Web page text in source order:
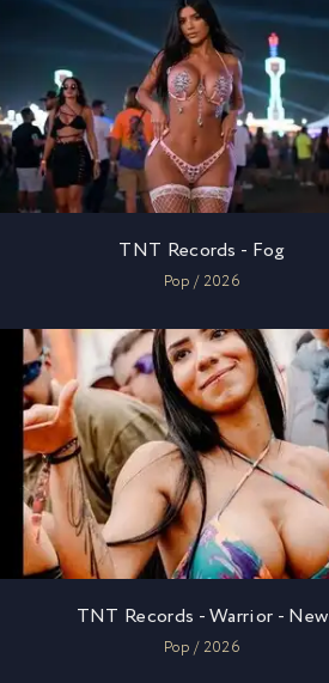
TNT Records - Fog
Pop / 2026
TNT Records - Warrior - New
Pop / 2026